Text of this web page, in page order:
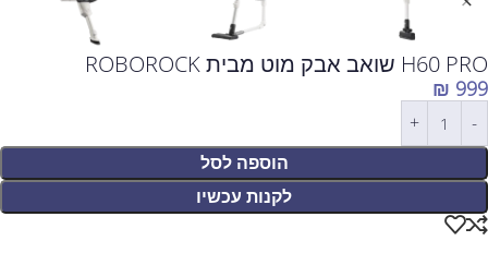
H60 PRO שואב אבק מוט מבית ROBOROCK
₪ 999
הוספה לסל
לקנות עכשיו